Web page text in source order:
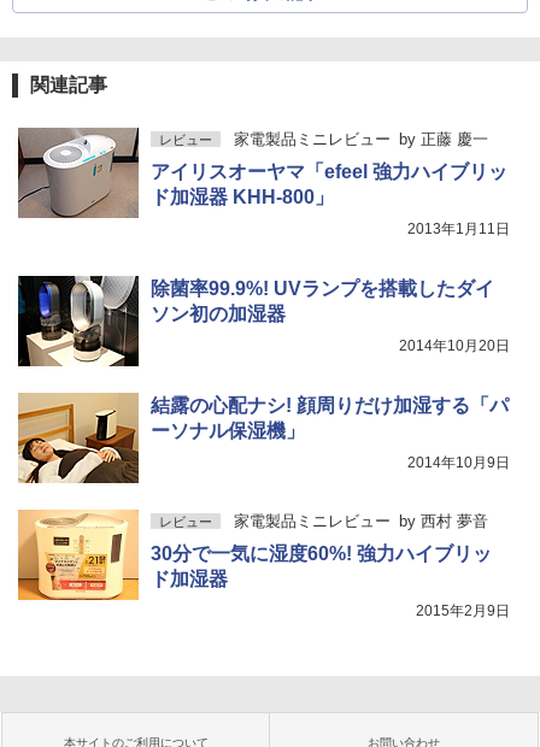
関連記事
レビュー 家電製品ミニレビュー by 正藤 慶一
アイリスオーヤマ「efeel 強力ハイブリッ
ド加湿器 KHH-800」
2013年1月11日
除菌率99.9%! UVランプを搭載したダイ
ソン初の加湿器
2014年10月20日
結露の心配ナシ! 顔周りだけ加湿する「パ
ーソナル保湿機」
2014年10月9日
レビュー 家電製品ミニレビュー by 西村 夢音
30分で一気に湿度60%! 強力ハイブリッ
ド加湿器
2015年2月9日
本サイトのご利用について お問い合わせ